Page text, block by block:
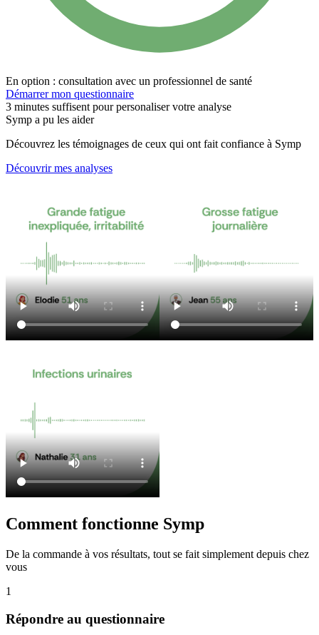
En option : consultation avec un professionnel de santé
Démarrer mon questionnaire
3 minutes suffisent pour personaliser votre analyse
Symp a pu les aider
Découvrez les témoignages de ceux qui ont fait confiance à Symp
Découvrir mes analyses
Comment fonctionne Symp
De la commande à vos résultats, tout se fait simplement depuis chez
vous
1
Répondre au questionnaire